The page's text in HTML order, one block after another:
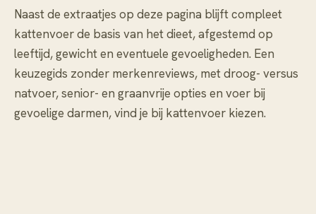
Naast de extraatjes op deze pagina blijft compleet
kattenvoer de basis van het dieet, afgestemd op
leeftijd, gewicht en eventuele gevoeligheden. Een
keuzegids zonder merkenreviews, met droog- versus
natvoer, senior- en graanvrije opties en voer bij
gevoelige darmen, vind je bij kattenvoer kiezen.